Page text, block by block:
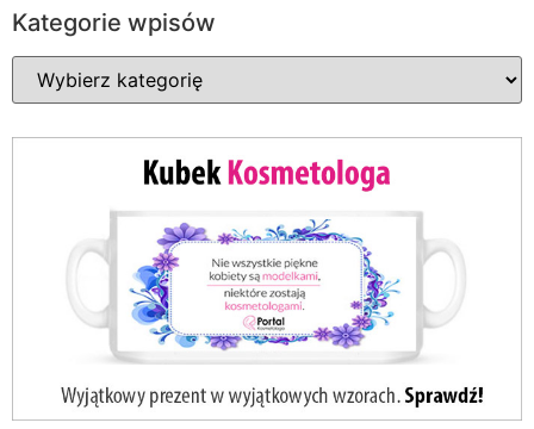
Kategorie wpisów